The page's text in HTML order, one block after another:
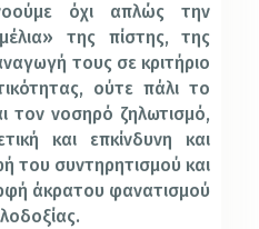
όχι απλώς την
της πίστης, της
τους σε κριτήριο
ούτε πάλι το
τον νοσηρό ζηλωτισμό,
και επκίνδυνη και
του συντηρητισμού και
άκρατου φανατισμού